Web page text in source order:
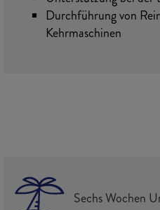
Durchführung von
Kehrmaschinen
Sechs Wochen